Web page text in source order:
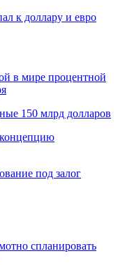
к доллару и евро
в мире процентной
150 млрд долларов
под залог
спланировать